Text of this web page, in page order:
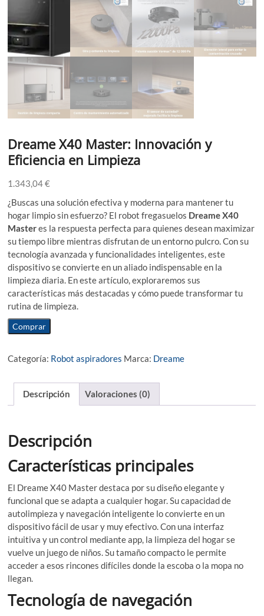
Dreame X40 Master: Innovación y
Eficiencia en Limpieza
1.343,04€
¿Buscas una solución efectiva y moderna para mantener tu
hogar limpio sin esfuerzo? El robot fregasuelos Dreame X40
Masteres la respuesta perfecta para quienes desean maximizar
su tiempo libre mientras disfrutan de un entorno pulcro. Con su
tecnología avanzada y funcionalidades inteligentes, este
dispositivo se convierte en un aliado indispensable en la
limpieza diaria. En este artículo, exploraremos sus
características más destacadas y cómo puede transformar tu
rutina de limpieza.
Comprar
Categoría: Robot aspiradores Marca: Dreame
Descripción Valoraciones (0)
Descripción
Características principales
El Dreame X40 Master destaca por su diseño elegante y
funcional que se adapta a cualquier hogar. Su capacidad de
autolimpieza y navegación inteligente lo convierte en un
dispositivo fácil de usar y muy efectivo. Con una interfaz
intuitiva y un control mediante app, la limpieza del hogar se
vuelve un juego de niños. Su tamaño compacto le permite
acceder a esos rincones difíciles donde la escoba o la mopa no
llegan.
Tecnología de navegación